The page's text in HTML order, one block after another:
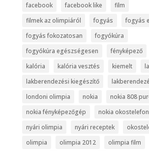
facebook
facebook like
film
filmek az olimpiáról
fogyás
fogyás
fogyás fokozatosan
fogyókúra
fogyókúra egészségesen
fényképező
kalória
kalória vesztés kiemelt
lakberendezési kiegészítő
londoni olimpia
nokia
nokia 808
nokia fényképezőgép
nokia okostelefon
nyári olimpia
nyári receptek
olimpia
olimpia 2012
olimpia film